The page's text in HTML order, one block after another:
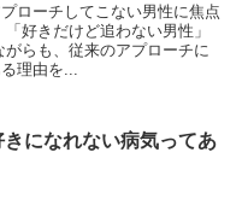
ローチしてこない男性に焦点
好きだけど追わない男性」
らも、従来のアプローチに
理由を...
きになれない病気ってあ